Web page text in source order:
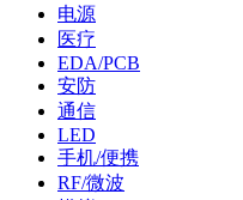
电源
医疗
EDA/PCB
安防
通信
LED
手机/便携
RF/微波